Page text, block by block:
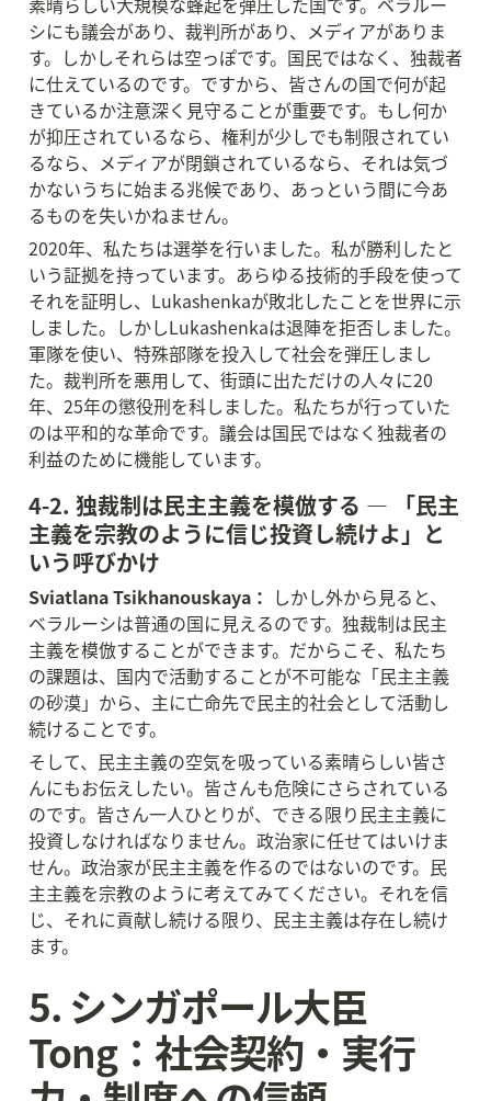
シにも議会があり、裁判所があり、メディアがありま
す。しかしそれらは空っぽです。国民ではなく、独裁者
に仕えているのです。ですから、皆さんの国で何が起
きているか注意深く見守ることが重要です。もし何か
が抑圧されているなら、権利が少しでも制限されてい
るなら、メディアが閉鎖されているなら、それは気づ
かないうちに始まる兆候であり、あっという間に今あ
るものを失いかねません。
2020年、私たちは選挙を行いました。私が勝利したと
いう証拠を持っています。あらゆる技術的手段を使って
それを証明し、Lukashenkaが敗北したことを世界に示
しました。しかしLukashenkaは退陣を拒否しました。
軍隊を使い、特殊部隊を投入して社会を弾圧しまし
た。裁判所を悪用して、街頭に出ただけの人々に20
年、25年の懲役刑を科しました。私たちが行っていた
のは平和的な革命です。議会は国民ではなく独裁者の
利益のために機能しています。
4-2. 独裁制は民主主義を模倣する — 「民主
主義を宗教のように信じ投資し続けよ」と
いう呼びかけ
Sviatlana Tsikhanouskaya： しかし外から見ると、
ベラルーシは普通の国に見えるのです。独裁制は民主
主義を模倣することができます。だからこそ、私たち
の課題は、国内で活動することが不可能な「民主主義
の砂漠」から、主に亡命先で民主的社会として活動し
続けることです。
そして、民主主義の空気を吸っている素晴らしい皆さ
んにもお伝えしたい。皆さんも危険にさらされている
のです。皆さん一人ひとりが、できる限り民主主義に
投資しなければなりません。政治家に任せてはいけま
せん。政治家が民主主義を作るのではないのです。民
主主義を宗教のように考えてみてください。それを信
じ、それに貢献し続ける限り、民主主義は存在し続け
ます。
5. シンガポール大臣
Tong：社会契約・実行